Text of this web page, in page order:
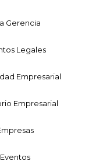
Gerencia
Legales
Empresarial
Empresarial
Eventos